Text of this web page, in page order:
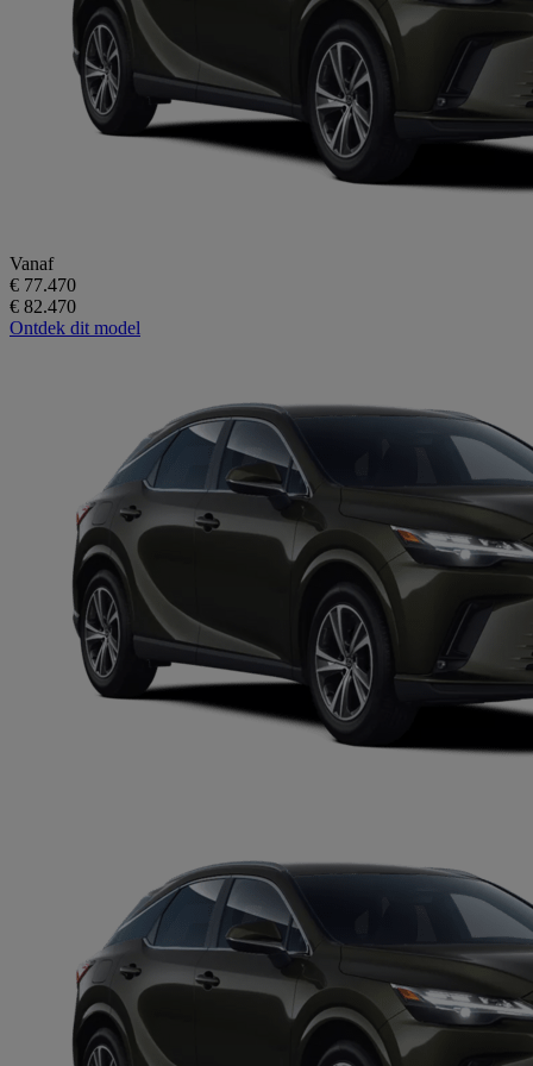
Vanaf
€ 77.470
€ 82.470
Ontdek dit model